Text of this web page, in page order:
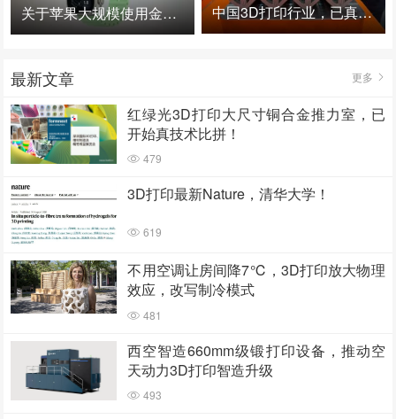
关于苹果大规模使用金属3D打印的思考 中国3D打印行业，已真正进入爆发时代！
最新文章 更多
红绿光3D打印大尺寸铜合金推力室，已
开始真技术比拼！
479
3D打印最新Nature，清华大学！
619
不用空调让房间降7℃，3D打印放大物理
效应，改写制冷模式
481
西空智造660mm级锻打印设备，推动空
天动力3D打印智造升级
493